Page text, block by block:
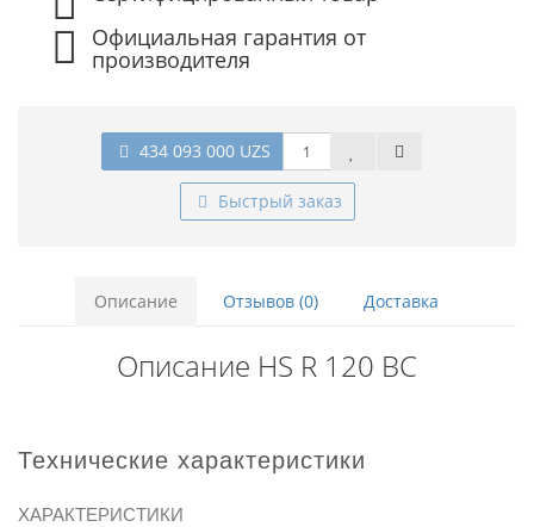
Официальная гарантия от
производителя
434 093 000 UZS
Быстрый заказ
Описание Отзывов (0) Доставка
Описание HS R 120 BC
Технические характеристики
ХАРАКТЕРИСТИКИ